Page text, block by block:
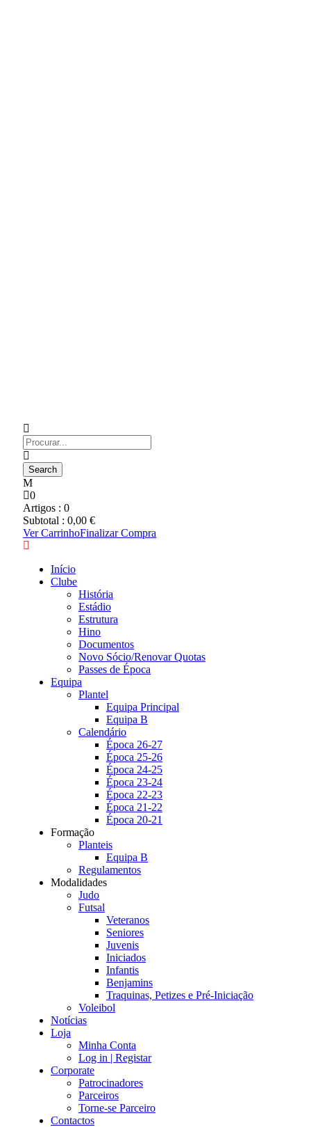
0
Artigos : 0
Subtotal : 0,00 €
Ver CarrinhoFinalizar Compra
Início
Clube
História
Estádio
Estrutura
Hino
Documentos
Novo Sócio/Renovar Quotas
Passes de Época
Equipa
Plantel
Equipa Principal
Equipa B
Calendário
Época 26-27
Época 25-26
Época 24-25
Época 23-24
Época 22-23
Época 21-22
Época 20-21
Formação
Planteis
Equipa B
Regulamentos
Modalidades
Judo
Futsal
Veteranos
Seniores
Juvenis
Iniciados
Infantis
Benjamins
Traquinas, Petizes e Pré-Iniciação
Voleibol
Notícias
Loja
Minha Conta
Log in | Registar
Corporate
Patrocinadores
Parceiros
Torne-se Parceiro
Contactos